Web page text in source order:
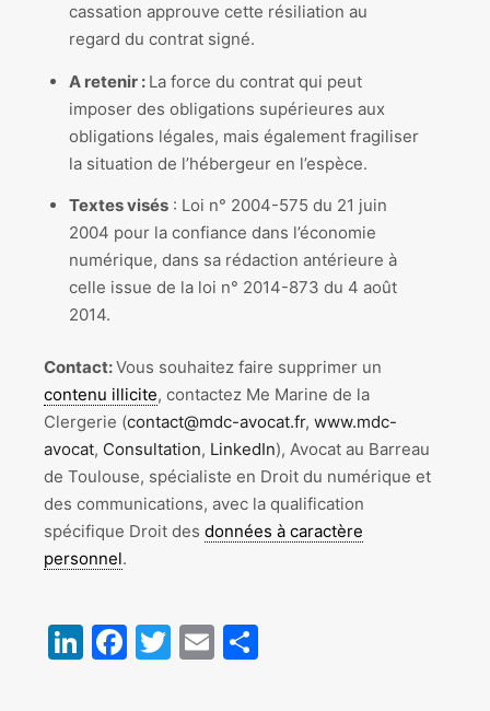
cassation approuve cette résiliation au
regard du contrat signé.
A retenir : La force du contrat qui peut
imposer des obligations supérieures aux
obligations légales, mais également fragiliser
la situation de l’hébergeur en l’espèce.
Textes visés: Loi n° 2004-575 du 21 juin
2004 pour la confiance dans l’économie
numérique, dans sa rédaction antérieure à
celle issue de la loi n° 2014-873 du 4 août
2014.
Contact:Vous souhaitez faire supprimer un
contenu illicite, contactez Me Marine de la
Clergerie (contact@mdc-avocat.fr, www.mdc-
avocat, Consultation, LinkedIn), Avocat au Barreau
de Toulouse, spécialiste en Droit du numérique et
des communications, avec la qualification
spécifique Droit des données à caractère
personnel.
LinkedIn
Facebook
Twitter
Email